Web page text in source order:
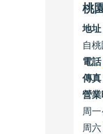
桃
地址
自
電話
傳真
營
周
周